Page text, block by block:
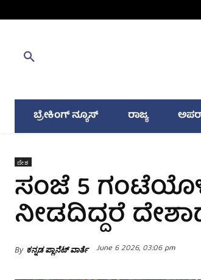
ಬ್ರೇಕಿಂಗ್ ನ್ಯೂಸ್ ರಾಜ್ಯ
ದೇಶ
ಸಂಜೆ 5
ನೀಡದಿದ್ದರೆ
By ಕನ್ನಡ ಪ್ಲಾನೆಟ್ ವಾರ್ತೆ June 6 2026, 03:06 pm